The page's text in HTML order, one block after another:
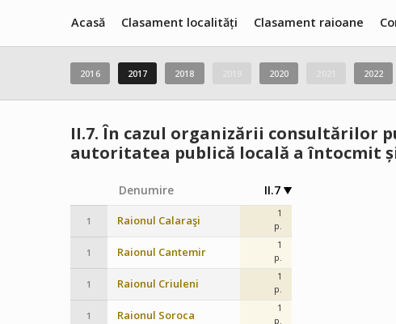
Acasă Clasament localități Clasament raioane
2016 2017 2018 2020 2022
II.7.În cazul organizării consultărilor
autoritatea publică locală a întocmit
Denumire II.7
1 Raionul Calaraşi
1
p.
1 Raionul Cantemir
1
p.
1 Raionul Criuleni
1
p.
1 Raionul Soroca
1
p.